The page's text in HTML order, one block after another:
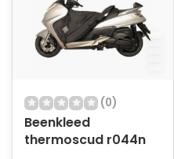
(0)
Beenkleed
thermoscud r044n